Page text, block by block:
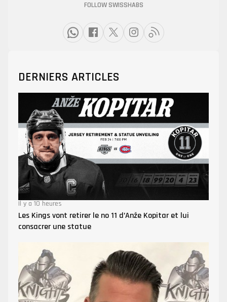
FOLLOW SWISSHABS
DERNIERS ARTICLES
Il y a 10 heures
Les Kings vont retirer le no 11 d’Anže Kopitar et lui
consacrer une statue